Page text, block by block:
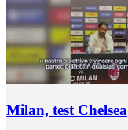
Milan, test Chelsea